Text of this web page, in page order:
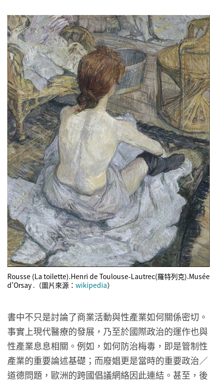
Rousse (La toilette).Henri de Toulouse-Lautrec(羅特列克).Musée
d'Orsay .（圖片來源： wikipedia）
書中不只是討論了商業活動與性產業如何關係密切。
事實上現代醫療的發展，乃至於國際政治的運作也與
性產業息息相關。例如，如何防治梅毒，即是管制性
產業的重要論述基礎；而廢娼更是當時的重要政治／
道德問題，歐洲的跨國倡議網絡因此連結。甚至，後